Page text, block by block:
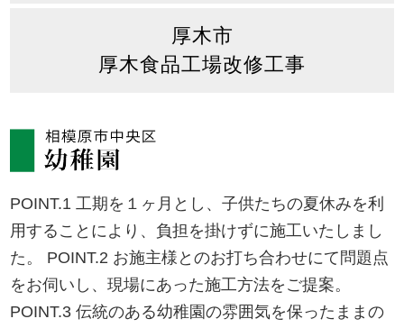
厚木市
厚木食品工場改修工事
POINT.1 工期を１ヶ月とし、子供たちの夏休みを利
用することにより、負担を掛けずに施工いたしまし
た。 POINT.2 お施主様とのお打ち合わせにて問題点
をお伺いし、現場にあった施工方法をご提案。
POINT.3 伝統のある幼稚園の雰囲気を保ったままの